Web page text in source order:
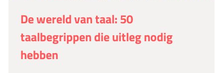
De wereld van taal: 50
taalbegrippen die uitleg nodig
hebben